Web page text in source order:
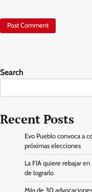
Search
Recent Posts
Evo Pueblo convoca a
próximas elecciones
La FIA quiere rebajar
de lograrlo
Más de 30